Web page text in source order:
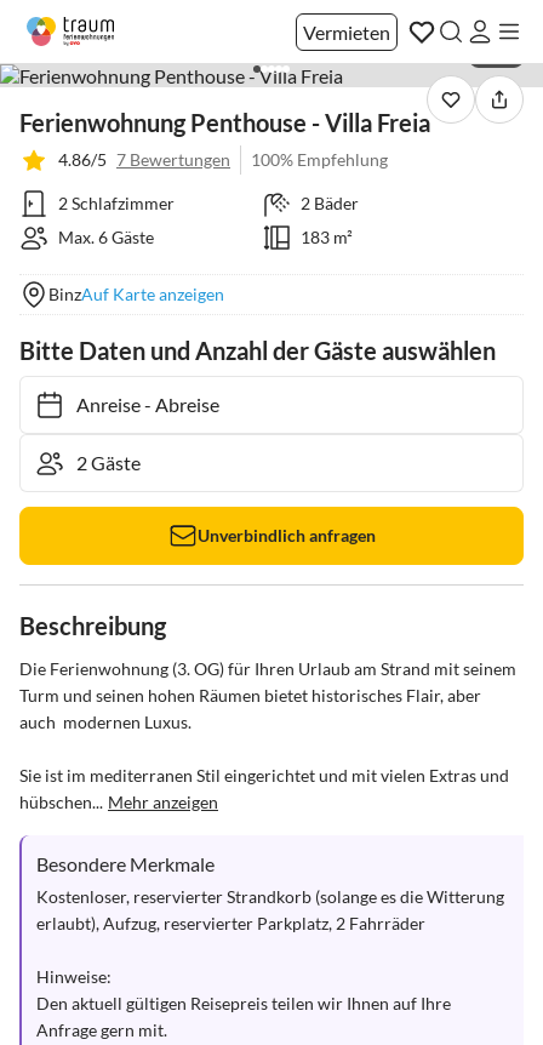
Vermieten
Ferienwohnung Penthouse - Villa Freia
4.86/5 7 Bewertungen 100% Empfehlung
2 Schlafzimmer
2 Bäder
Max. 6 Gäste
183 m²
BinzAuf Karte anzeigen
Bitte Daten und Anzahl der Gäste auswählen
Anreise- Abreise
Unverbindlich anfragen
Beschreibung
Die Ferienwohnung (3. OG) für Ihren Urlaub am Strand mit seinem
Turm und seinen hohen Räumen bietet historisches Flair, aber
auch  modernen Luxus.
Sie ist im mediterranen Stil eingerichtet und mit vielen Extras und
hübschen... Mehr anzeigen
Besondere Merkmale
Kostenloser, reservierter Strandkorb (solange es die Witterung
erlaubt), Aufzug, reservierter Parkplatz, 2 Fahrräder
Hinweise:
Den aktuell gültigen Reisepreis teilen wir Ihnen auf Ihre
Anfrage gern mit.